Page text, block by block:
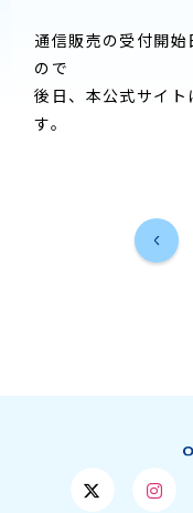
通信販売の受付開
ので
後日、本公式サイ
す。